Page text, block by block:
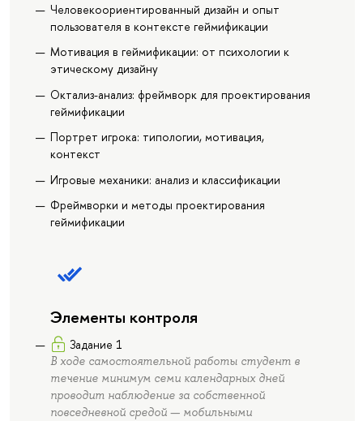
Человекоориентированный дизайн и опыт
пользователя в контексте геймификации
Мотивация в геймификации: от психологии к
этическому дизайну
Октализ-анализ: фреймворк для проектирования
геймификации
Портрет игрока: типологии, мотивация,
контекст
Игровые механики: анализ и классификации
Фреймворки и методы проектирования
геймификации
Элементы контроля
Задание 1
В ходе самостоятельной работы студент в
течение минимум семи календарных дней
проводит наблюдение за собственной
повседневной средой — мобильными